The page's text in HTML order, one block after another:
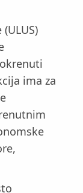
ima za